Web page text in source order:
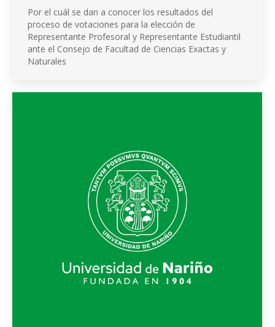
Por el cuál se dan a conocer los resultados del
proceso de votaciones para la elección de
Representante Profesoral y Representante Estudiantil
ante el Consejo de Facultad de Ciencias Exactas y
Naturales